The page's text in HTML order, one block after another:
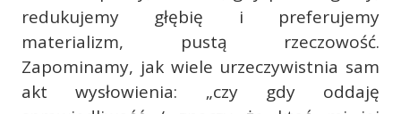
redukujemy głębię i preferujemy
materializm, pustą rzeczowość.
Zapominamy, jak wiele urzeczywistnia sam
akt wysłowienia: „czy gdy oddaję